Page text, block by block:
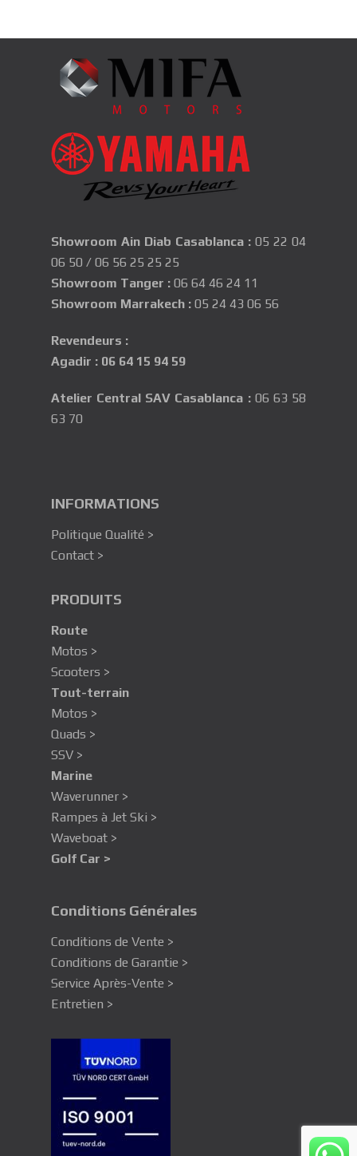
Showroom Ain Diab Casablanca : 05 22 04
06 50 / 06 56 25 25 25
Showroom Tanger : 06 64 46 24 11
Showroom Marrakech : 05 24 43 06 56
Revendeurs :
Agadir : 06 64 15 94 59
Atelier Central SAV Casablanca : 06 63 58
63 70
INFORMATIONS
Politique Qualité >
Contact >
PRODUITS
Route
Motos >
Scooters >
Tout-terrain
Motos >
Quads >
SSV >
Marine
Waverunner >
Rampes à Jet Ski >
Waveboat >
Golf Car >
Conditions Générales
Conditions de Vente >
Conditions de Garantie >
Service Après-Vente >
Entretien >